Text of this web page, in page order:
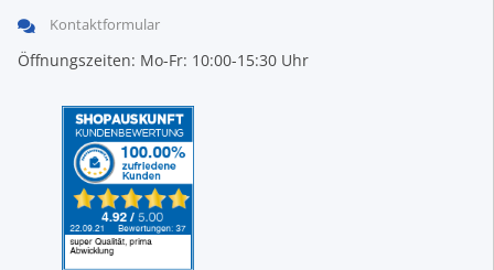
Kontaktformular
Öffnungszeiten: Mo-Fr: 10:00-15:30 Uhr